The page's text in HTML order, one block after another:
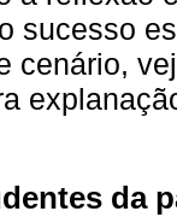
sucesso
cenário,
da